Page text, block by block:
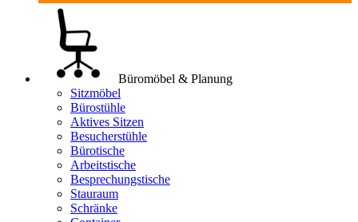
Büromöbel & Planung
Sitzmöbel
Bürostühle
Aktives Sitzen
Besucherstühle
Bürotische
Arbeitstische
Besprechungstische
Stauraum
Schränke